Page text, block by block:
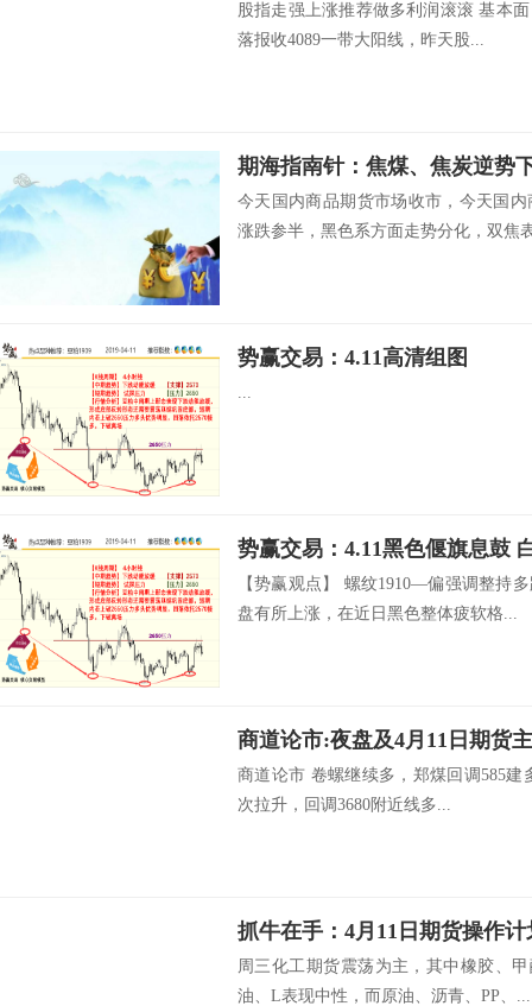
股指走强上涨推荐做多利润滚滚 基本
落报收4089一带大阳线，昨天股...
今天国内商品期货市场收市，今天国
涨跌参半，黑色系方面走势分化，双焦
势赢交易：4.11高清组图
...
势赢交易：4.11黑色偃旗息鼓
【势赢观点】 螺纹1910—偏强调整
盘有所上涨，在近日黑色整体疲软格...
商道论市:夜盘及4月11日期货
商道论市 卷螺继续多，郑煤回调585建
次拉升，回调3680附近线多...
抓牛在手：4月11日期货操作计
周三化工期货震荡为主，其中橡胶、
油、L表现中性，而原油、沥青、PP、...